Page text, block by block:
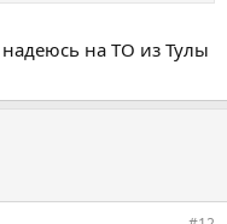
на ТО из Тулы